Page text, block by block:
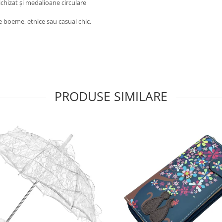
și medalioane circulare
etnice sau casual chic.
PRODUSE SIMILARE